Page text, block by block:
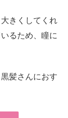
きくしてくれ
るため、瞳に
髪さんにおす